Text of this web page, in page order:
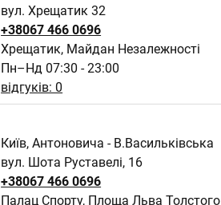
вул. Хрещатик 32
+38067 466 0696
Хрещатик, Майдан Незалежності
Пн–Нд 07:30 - 23:00
відгуків: 0
Київ, Антоновича - В.Васильківська
вул. Шота Руставелі, 16
+38067 466 0696
Палац Спорту, Площа Льва Толстого